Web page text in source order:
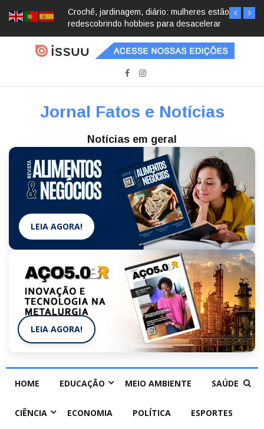
Crochê, jardinagem, diário: mulheres estão
redescobrindo hobbies para desacelerar
Jornal Fatos e Notícias
Notícias em geral
LEIA AGORA!
LEIA AGORA!
HOME EDUCAÇÃO MEIO AMBIENTE SAÚDE
CIÊNCIA ECONOMIA POLÍTICA ESPORTES